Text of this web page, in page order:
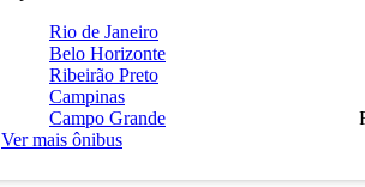
Rio de Janeiro
Belo Horizonte
Ribeirão Preto
Campinas
Campo Grande
Ver mais ônibus